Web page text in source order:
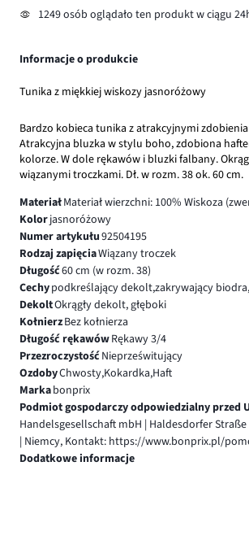
1249 osób oglądało ten produkt w ciągu
Informacje o produkcie
Tunika z miękkiej wiskozy jasnoróżowy
Bardzo kobieca tunika z atrakcyjnymi
Atrakcyjna bluzka w stylu boho, zdobiona
kolorze. W dole rękawów i bluzki falbany.
wiązanymi troczkami. Dł. w rozm. 38 ok. 60 cm.
MateriałMateriał wierzchni: 100% Wiskoza
Kolorjasnoróżowy
Numer artykułu92504195
Rodzaj zapięciaWiązany troczek
Długość60 cm (w rozm. 38)
Cechypodkreślający dekolt,zakrywający
DekoltOkrągły dekolt, głęboki
KołnierzBez kołnierza
Długość rękawówRękawy 3/4
PrzezroczystośćNieprześwitujący
OzdobyChwosty,Kokardka,Haft
Markabonprix
Podmiot gospodarczy odpowiedzialny przed
Handelsgesellschaft mbH | Haldesdorfer
| Niemcy, Kontakt: https://www.bonprix.pl/
Dodatkowe informacje